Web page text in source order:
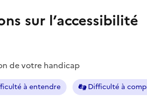
sur l’accessibilité
de votre handicap
à entendre Difficulté à